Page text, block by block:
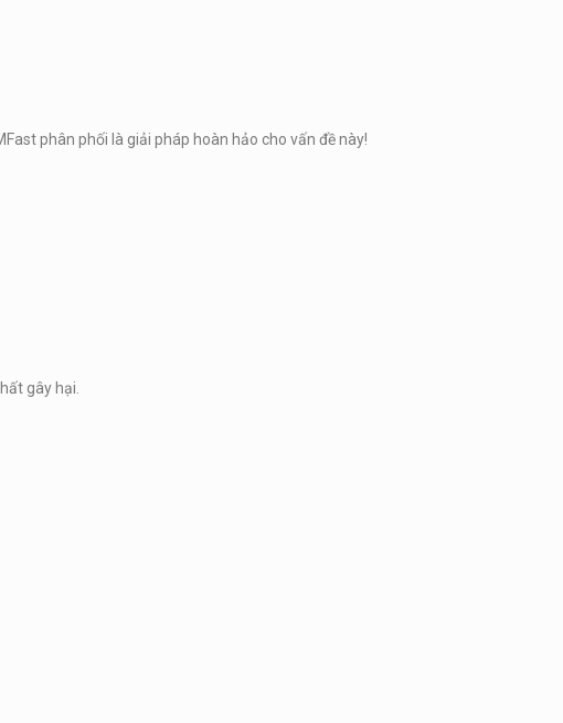
phân phối là giải pháp hoàn hảo cho vấn đề này!
gây hại.